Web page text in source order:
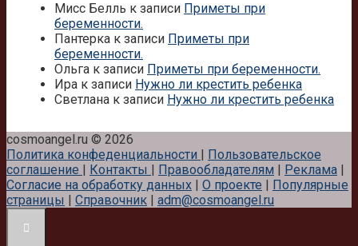
Мисс Белль к записи Приметы при
беременности.
Пантерка к записи Приметы при
беременности.
Ольга к записи Приметы при беременности.
Ира к записи Нужно ли крестить ребенка
Светлана к записи Нужно ли крестить ребенка
cosmoangel.ru © 2026
Политика конфеденциальности | Пользовательское
соглашение | Контакты | Правообладателям | Реклама |
Согласие на обработку данных | О проекте | Популярные
страницы | Справочник | adm@cosmoangel.ru